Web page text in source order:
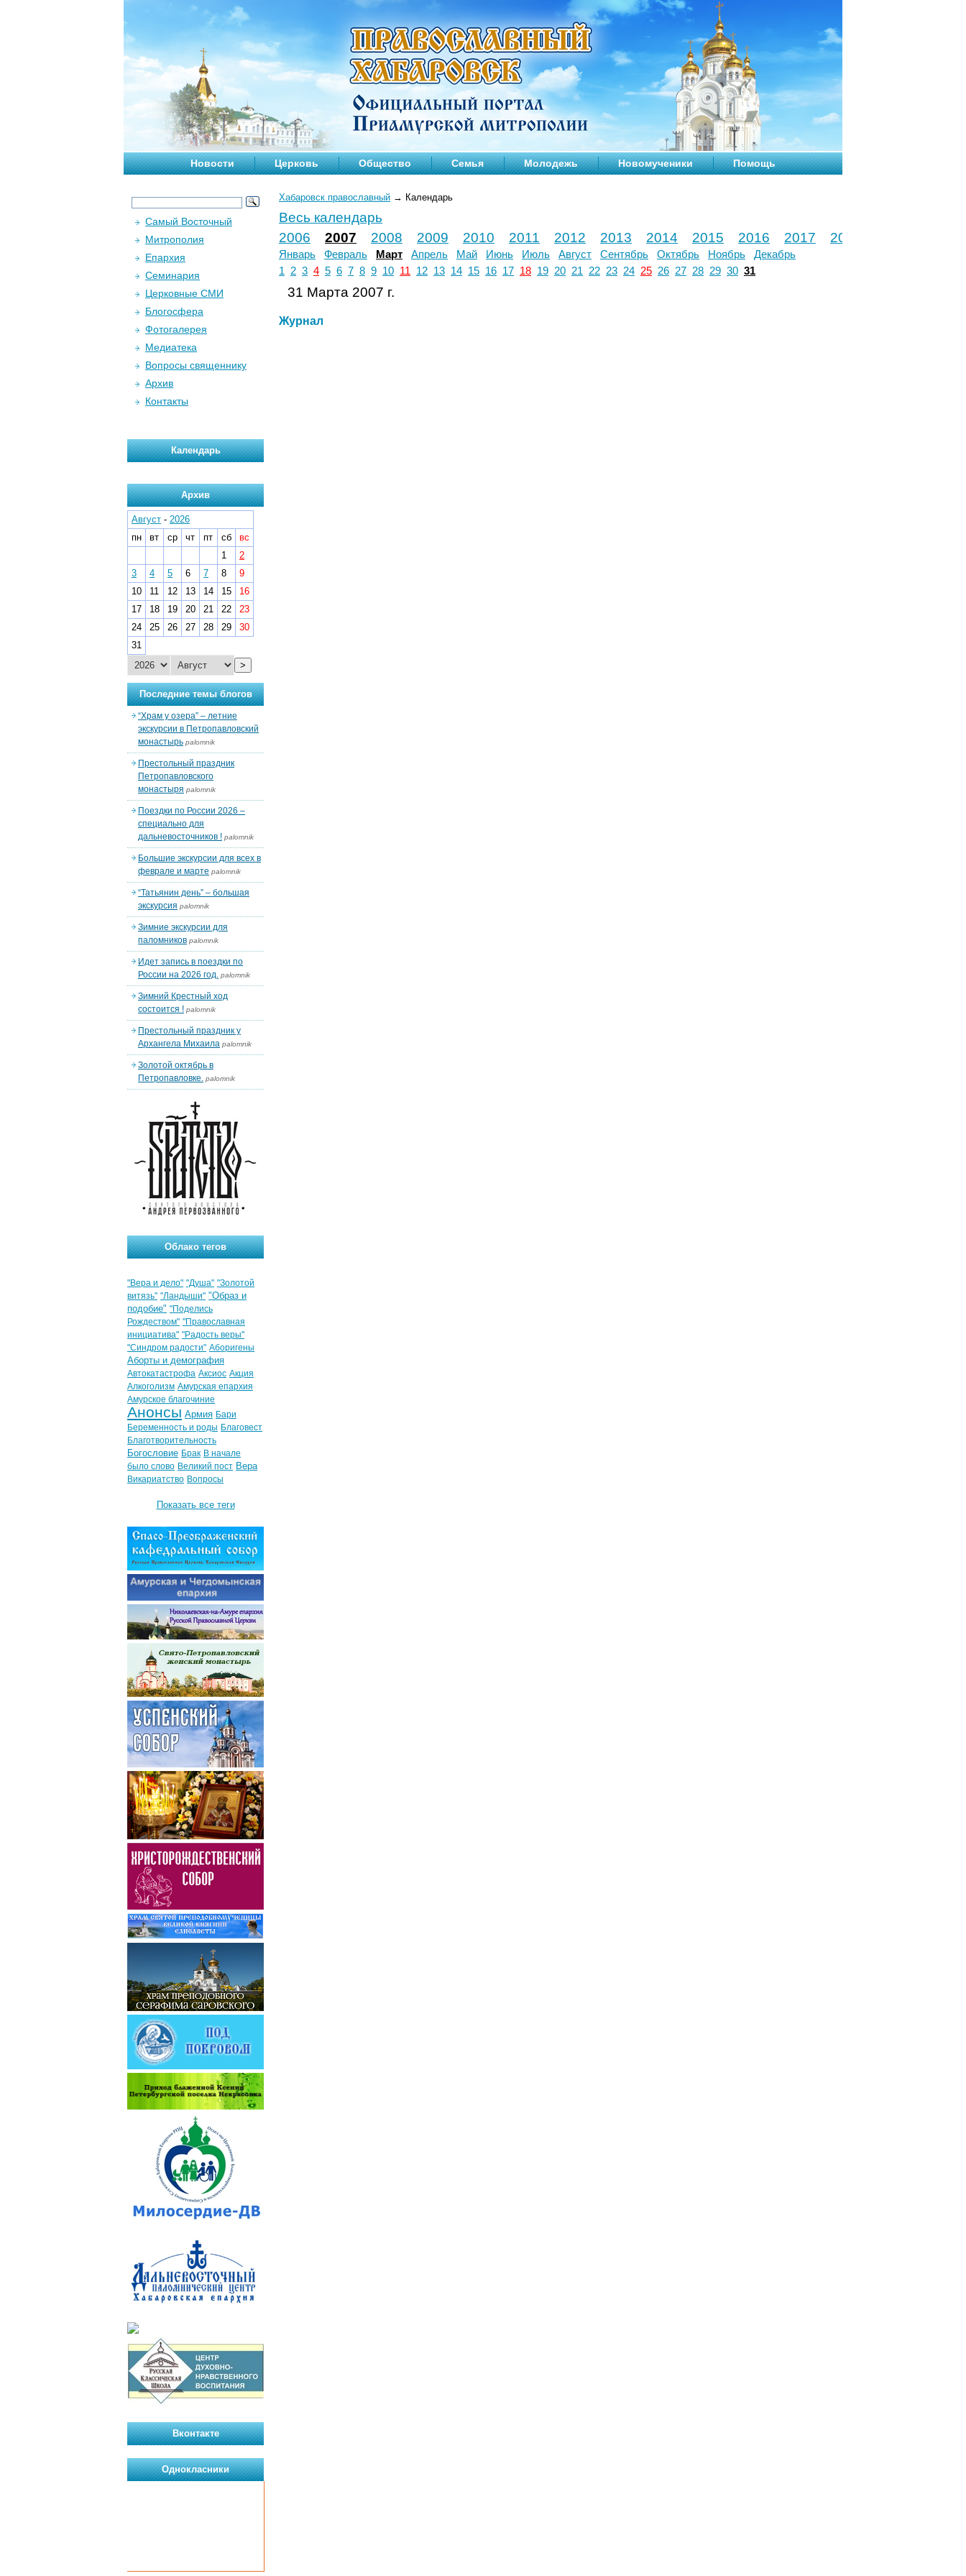
Новости Церковь Общество Семья Молодежь Новомученики Помощь
Хабаровск православный → Календарь
Весь календарь
2006
2007 2008 2009 2010 2011 2012 2013 2014 2015 2016 2017 2018
Январь Февраль Март Апрель Май Июнь Июль Август Сентябрь Октябрь Ноябрь
Декабрь
1
2 3 4 5 6 7 8 9 10 11 12 13 14 15 16 17 18 19 20 21 22 23 24 25 26 27 28 29 30 31
31 Марта 2007 г.
Журнал
Самый Восточный
Митрополия
Епархия
Семинария
Церковные СМИ
Блогосфера
Фотогалерея
Медиатека
Вопросы священнику
Архив
Контакты
Календарь
Архив
Август - 2026
пн
вт ср чт пт сб
вс
1
2
3
4 5 6 7 8
9
10
11 12 13 14 15
16
17
18 19 20 21 22
23
24
25 26 27 28 29
30
31
>
Последние темы блогов
“Храм у озера” – летние
экскурсии в Петропавловский
монастырь palomnik
Престольный праздник
Петропавловского
монастыря palomnik
Поездки по России 2026 –
специально для
дальневосточников ! palomnik
Большие экскурсии для всех в
феврале и марте palomnik
“Татьянин день” – большая
экскурсия palomnik
Зимние экскурсии для
паломников palomnik
Идет запись в поездки по
России на 2026 год. palomnik
Зимний Крестный ход
состоится ! palomnik
Престольный праздник у
Архангела Михаила palomnik
Золотой октябрь в
Петропавловке. palomnik
Облако тегов
"Вера и дело" "Душа" "Золотой
витязь" "Ландыши" "Образ и
подобие" "Поделись
Рождеством" "Православная
инициатива" "Радость веры"
"Синдром радости" Аборигены
Аборты и демография
Автокатастрофа Аксиос Акция
Алкоголизм Амурская епархия
Амурское благочиние
Анонсы Армия Бари
Беременность и роды Благовест
Благотворительность
Богословие Брак В начале
было слово Великий пост Вера
Викариатство Вопросы
Показать все теги
Вконтакте
Однокласники